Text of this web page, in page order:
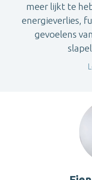
meer lijkt te
energieverlies,
gevoelens